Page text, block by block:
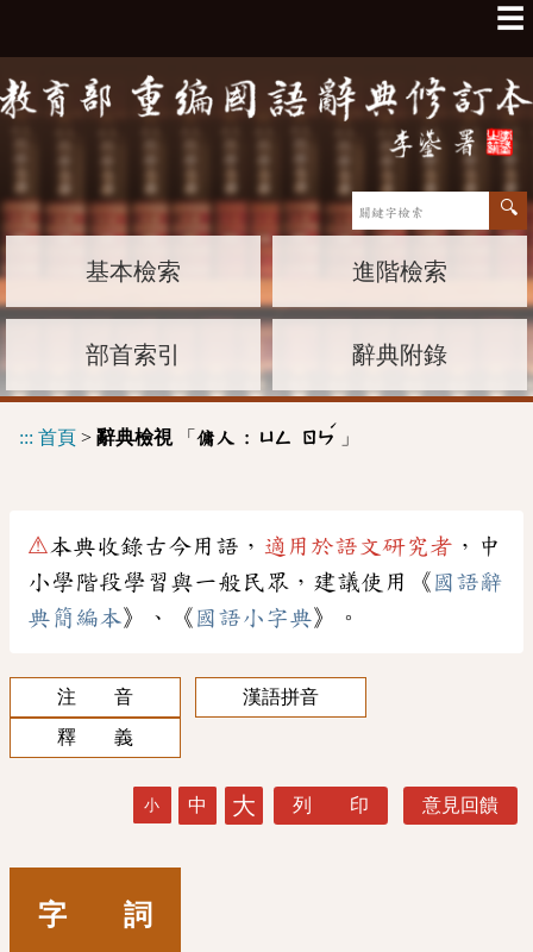
☰
基本檢索 進階檢索
部首索引 辭典附錄
::: 首頁 > 辭典檢視「 傭人 : ㄩㄥ ㄖㄣ
ˊ
」
⚠本典收錄古今用語， 適用於語文研究者 ，中
小學階段學習與一般民眾，建議使用《 國語辭
典簡編本》、《 國語小字典》。
注 音
漢語拼音
釋 義
小 中 大 列 印 意見回饋
字 詞